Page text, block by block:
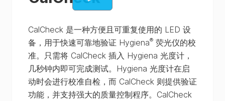
CalCheck 是一种方便且可重复使用的 LED 设
备，用于快速可靠地验证 Hygiena® 荧光仪的校
准。只需将 CalCheck 插入 Hygiena 光度计，
几秒钟内即可完成测试。Hygiena 光度计在启
动时会进行校准自检，而 CalCheck 则提供验证
功能，并支持强大的质量控制程序。CalCheck